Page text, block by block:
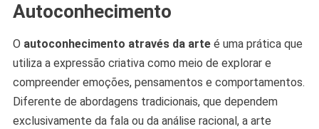
Autoconhecimento
O autoconhecimento através da arteé uma prática que
utiliza a expressão criativa como meio de explorar e
compreender emoções, pensamentos e comportamentos.
Diferente de abordagens tradicionais, que dependem
exclusivamente da fala ou da análise racional, a arte